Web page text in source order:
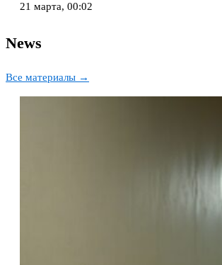
21 марта, 00:02
News
Все материалы →